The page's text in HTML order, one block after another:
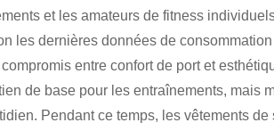
et les amateurs de fitness
les dernières données de
entre confort de port et
de base pour les entraînements, mais
Pendant ce temps, les vêtements